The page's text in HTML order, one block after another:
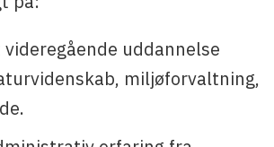
videregående uddannelse
miljøforvaltning,